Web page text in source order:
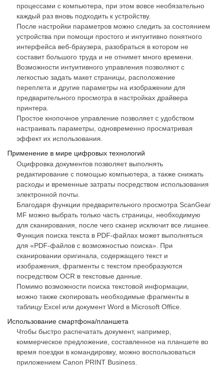
процессами с компьютера, при этом вовсе необязательно
каждый раз вновь подходить к устройству.
После настройки параметров можно следить за состоянием
устройства при помощи простого и интуитивно понятного
интерфейса веб-браузера, разобраться в котором не
составит большого труда и не отнимет много времени.
Возможности интуитивного управления позволяют с
легкостью задать макет страницы, расположение
переплета и другие параметры на изображении для
предварительного просмотра в настройках драйвера
принтера.
Простое кнопочное управление позволяет с удобством
настраивать параметры, одновременно просматривая
эффект их использования.
Применение в мире цифровых технологий
Оцифровка документов позволяет выполнять
редактирование с помощью компьютера, а также снижать
расходы и временные затраты посредством использования
электронной почты.
Благодаря функции предварительного просмотра ScanGear
MF можно выбрать только часть страницы, необходимую
для сканирования, после чего сканер исключит все лишнее.
Функция поиска текста в PDF-файлах может выполняться
для «PDF-файлов с возможностью поиска». При
сканировании оригинала, содержащего текст и
изображения, фрагменты с текстом преобразуются
посредством OCR в текстовые данные.
Помимо возможности поиска текстовой информации,
можно также скопировать необходимые фрагменты в
таблицу Excel или документ Word в Microsoft Office.
Использование смартфона/планшета
Чтобы быстро распечатать документ, например,
коммерческое предложение, составленное на планшете во
время поездки в командировку, можно воспользоваться
приложением Canon PRINT Business.